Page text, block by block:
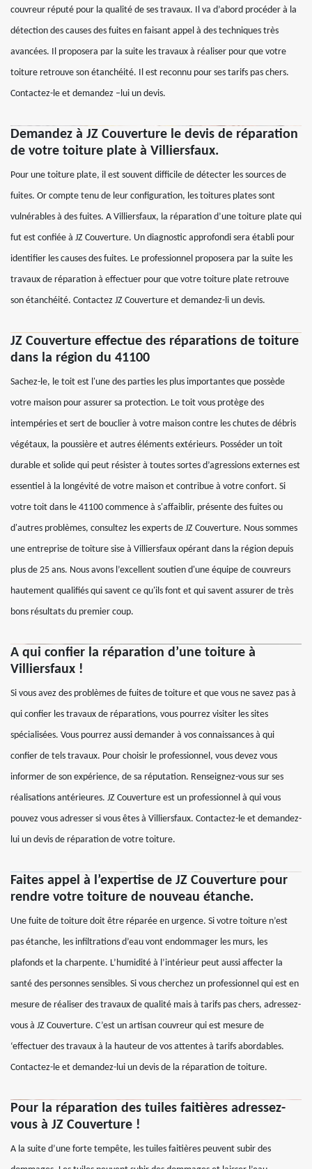
couvreur réputé pour la qualité de ses travaux. Il va d’abord procéder à la
détection des causes des fuites en faisant appel à des techniques très
avancées. Il proposera par la suite les travaux à réaliser pour que votre
toiture retrouve son étanchéité. Il est reconnu pour ses tarifs pas chers.
Contactez-le et demandez –lui un devis.
Demandez à JZ Couverture le devis de réparation
de votre toiture plate à Villiersfaux.
Pour une toiture plate, il est souvent difficile de détecter les sources de
fuites. Or compte tenu de leur configuration, les toitures plates sont
vulnérables à des fuites. A Villiersfaux, la réparation d’une toiture plate qui
fut est confiée à JZ Couverture. Un diagnostic approfondi sera établi pour
identifier les causes des fuites. Le professionnel proposera par la suite les
travaux de réparation à effectuer pour que votre toiture plate retrouve
son étanchéité. Contactez JZ Couverture et demandez-li un devis.
JZ Couverture effectue des réparations de toiture
dans la région du 41100
Sachez-le, le toit est l'une des parties les plus importantes que possède
votre maison pour assurer sa protection. Le toit vous protège des
intempéries et sert de bouclier à votre maison contre les chutes de débris
végétaux, la poussière et autres éléments extérieurs. Posséder un toit
durable et solide qui peut résister à toutes sortes d’agressions externes est
essentiel à la longévité de votre maison et contribue à votre confort. Si
votre toit dans le 41100 commence à s'affaiblir, présente des fuites ou
d'autres problèmes, consultez les experts de JZ Couverture. Nous sommes
une entreprise de toiture sise à Villiersfaux opérant dans la région depuis
plus de 25 ans. Nous avons l’excellent soutien d'une équipe de couvreurs
hautement qualifiés qui savent ce qu'ils font et qui savent assurer de très
bons résultats du premier coup.
A qui confier la réparation d’une toiture à
Villiersfaux !
Si vous avez des problèmes de fuites de toiture et que vous ne savez pas à
qui confier les travaux de réparations, vous pourrez visiter les sites
spécialisées. Vous pourrez aussi demander à vos connaissances à qui
confier de tels travaux. Pour choisir le professionnel, vous devez vous
informer de son expérience, de sa réputation. Renseignez-vous sur ses
réalisations antérieures. JZ Couverture est un professionnel à qui vous
pouvez vous adresser si vous êtes à Villiersfaux. Contactez-le et demandez-
lui un devis de réparation de votre toiture.
Faites appel à l’expertise de JZ Couverture pour
rendre votre toiture de nouveau étanche.
Une fuite de toiture doit être réparée en urgence. Si votre toiture n’est
pas étanche, les infiltrations d’eau vont endommager les murs, les
plafonds et la charpente. L’humidité à l’intérieur peut aussi affecter la
santé des personnes sensibles. Si vous cherchez un professionnel qui est en
mesure de réaliser des travaux de qualité mais à tarifs pas chers, adressez-
vous à JZ Couverture. C’est un artisan couvreur qui est mesure de
‘effectuer des travaux à la hauteur de vos attentes à tarifs abordables.
Contactez-le et demandez-lui un devis de la réparation de toiture.
Pour la réparation des tuiles faitières adressez-
vous à JZ Couverture !
A la suite d’une forte tempête, les tuiles faitières peuvent subir des